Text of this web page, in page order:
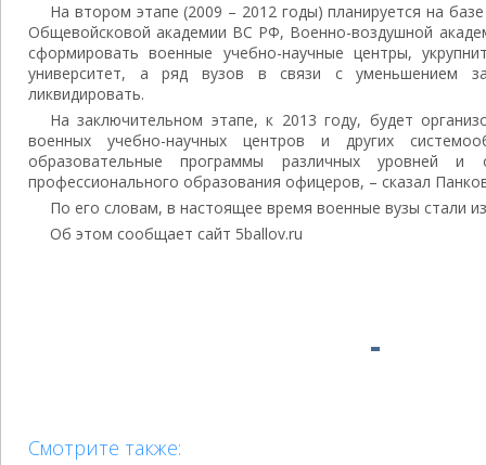
На втором этапе (2009 – 2012 годы) планируется на
Общевойсковой академии ВС РФ, Военно-воздушной
сформировать военные учебно-научные центры,
университет, а ряд вузов в связи с уменьшением
ликвидировать.
На заключительном этапе, к 2013 году, будет
военных учебно-научных центров и других
образовательные программы различных уровней и
профессионального образования офицеров, – сказал
По его словам, в настоящее время военные вузы стали
Об этом сообщает сайт 5ballov.ru
Смотрите также: